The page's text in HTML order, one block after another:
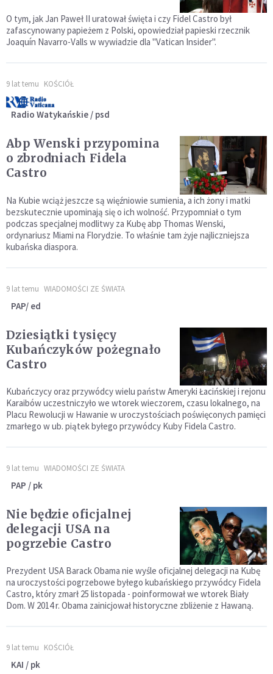
O tym, jak Jan Paweł II uratował święta i czy Fidel Castro był
zafascynowany papieżem z Polski, opowiedział papieski rzecznik
Joaquín Navarro-Valls w wywiadzie dla "Vatican Insider".
9 lat temu KOŚCIÓŁ
Radio Watykańskie / psd
Abp Wenski przypomina
o zbrodniach Fidela
Castro
Na Kubie wciąż jeszcze są więźniowie sumienia, a ich żony i matki
bezskutecznie upominają się o ich wolność. Przypomniał o tym
podczas specjalnej modlitwy za Kubę abp Thomas Wenski,
ordynariusz Miami na Florydzie. To właśnie tam żyje najliczniejsza
kubańska diaspora.
9 lat temu WIADOMOŚCI ZE ŚWIATA
PAP/ ed
Dziesiątki tysięcy
Kubańczyków pożegnało
Castro
Kubańczycy oraz przywódcy wielu państw Ameryki Łacińskiej i rejonu
Karaibów uczestniczyło we wtorek wieczorem, czasu lokalnego, na
Placu Rewolucji w Hawanie w uroczystościach poświęconych pamięci
zmarłego w ub. piątek byłego przywódcy Kuby Fidela Castro.
9 lat temu WIADOMOŚCI ZE ŚWIATA
PAP / pk
Nie będzie oficjalnej
delegacji USA na
pogrzebie Castro
Prezydent USA Barack Obama nie wyśle oficjalnej delegacji na Kubę
na uroczystości pogrzebowe byłego kubańskiego przywódcy Fidela
Castro, który zmarł 25 listopada - poinformował we wtorek Biały
Dom. W 2014 r. Obama zainicjował historyczne zbliżenie z Hawaną.
9 lat temu KOŚCIÓŁ
KAI / pk